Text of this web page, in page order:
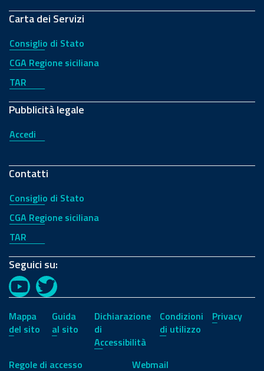
Carta dei Servizi
Consiglio di Stato
CGA Regione siciliana
TAR
Pubblicità legale
Accedi
Contatti
Consiglio di Stato
CGA Regione siciliana
TAR
Seguici su:
YouTubeTwitter
Mappa
del sito
Guida
al sito
Dichiarazione
di
Accessibilità
Condizioni
di utilizzo
Privacy
Regole di accesso Webmail